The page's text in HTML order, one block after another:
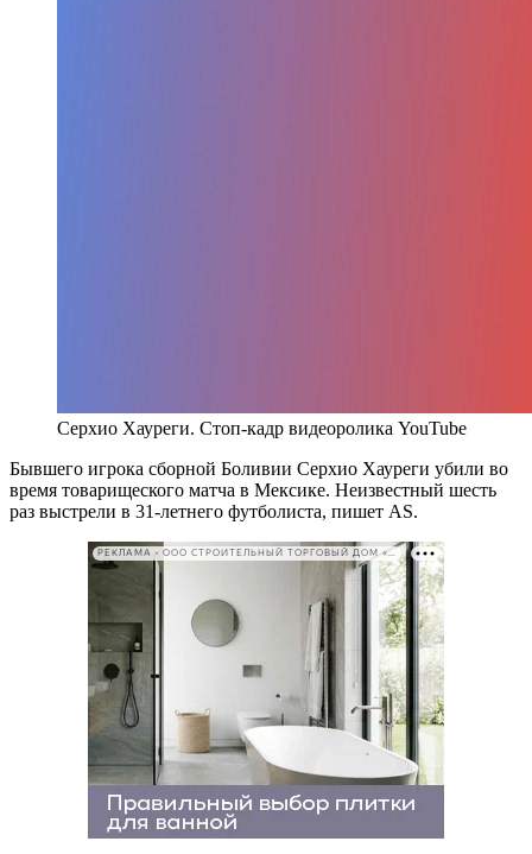
Серхио Хауреги. Стоп-кадр видеоролика YouTube
Бывшего игрока сборной Боливии Серхио Хауреги убили во
время товарищеского матча в Мексике. Неизвестный шесть
раз выстрели в 31-летнего футболиста, пишет AS.
РЕКЛАМА • ООО СТРОИТЕЛЬНЫЙ ТОРГОВЫЙ ДОМ «ПЕТРОВИЧ». ИНН: 7802348846